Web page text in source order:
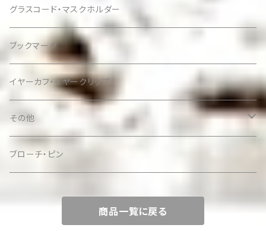
グラスコード・マスクホルダー
ブックマーク
イヤーカフ・イヤークリップ
その他
ケース
ブローチ・ピン
商品一覧に戻る